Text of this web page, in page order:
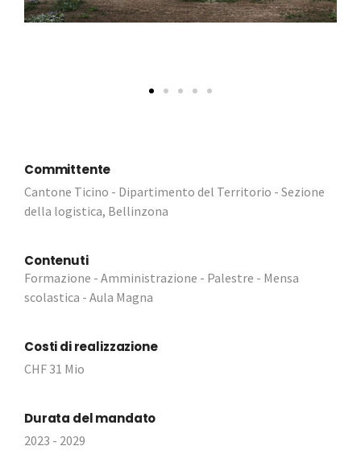
Committente
Cantone Ticino - Dipartimento del Territorio - Sezione
della logistica, Bellinzona
Contenuti
Formazione - Amministrazione - Palestre - Mensa
scolastica - Aula Magna
Costi di realizzazione
CHF 31 Mio
Durata del mandato
2023 - 2029